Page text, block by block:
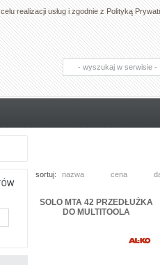
realizacji usług i zgodnie z Polityką
sortuj: nazwa cena
SOLO MTA 42 PRZEDŁUŻKA
DO MULTITOOLA